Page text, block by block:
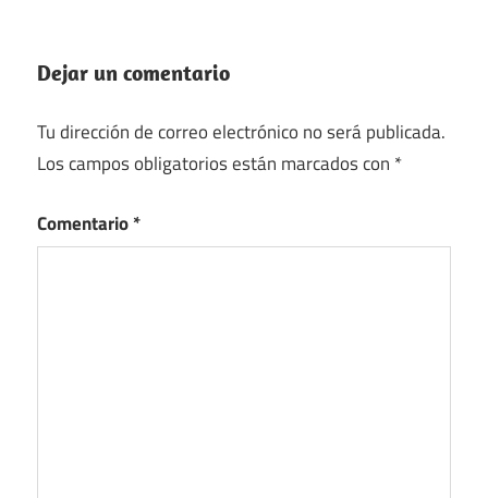
Dejar un comentario
Tu dirección de correo electrónico no será publicada.
Los campos obligatorios están marcados con *
Comentario*